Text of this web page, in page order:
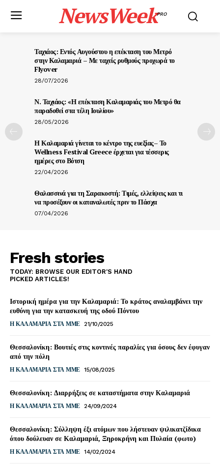
NewsWeekPRO
Ταχιάος: Εντός Αυγούστου η επέκταση του Μετρό
στην Καλαμαριά – Με ταχείς ρυθμούς προχωρά το
Flyover
28/07/2026
Ν. Ταχιάος: «Η επέκταση Καλαμαριάς του Μετρό θα
παραδοθεί στα τέλη Ιουλίου»
28/05/2026
Η Καλαμαριά γίνεται το κέντρο της ευεξίας– Το
Wellness Festival Greece έρχεται για τέσσερις
ημέρες στο Βότση
22/04/2026
Θαλασσινά για τη Σαρακοστή: Τιμές, ελλείψεις και τι
να προσέξουν οι καταναλωτές πριν το Πάσχα
07/04/2026
Fresh stories
TODAY: BROWSE OUR EDITOR'S HAND
PICKED ARTICLES!
Ιστορική ημέρα για την Καλαμαριά: Το κράτος αναλαμβάνει την
ευθύνη για την κατασκευή της οδού Πόντου
Η ΚΑΛΑΜΑΡΙΑ ΣΤΑ ΜΜΕ 21/10/2025
Θεσσαλονίκη: Βουτιές στις κοντινές παραλίες για όσους δεν έφυγαν
από την πόλη
Η ΚΑΛΑΜΑΡΙΑ ΣΤΑ ΜΜΕ 15/08/2025
Θεσσαλονίκη: Διαρρήξεις σε καταστήματα στην Καλαμαριά
Η ΚΑΛΑΜΑΡΙΑ ΣΤΑ ΜΜΕ 24/09/2024
Θεσσαλονίκη: Σύλληψη έξι ατόμων που λήστευαν ψιλικατζίδικα
όπου δούλευαν σε Καλαμαριά, Ξηροκρήνη και Πυλαία (φωτο)
Η ΚΑΛΑΜΑΡΙΑ ΣΤΑ ΜΜΕ 14/02/2024